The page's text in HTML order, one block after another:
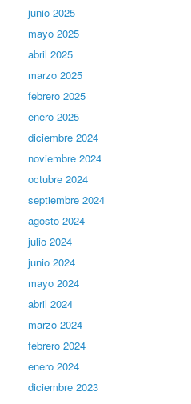
junio 2025
mayo 2025
abril 2025
marzo 2025
febrero 2025
enero 2025
diciembre 2024
noviembre 2024
octubre 2024
septiembre 2024
agosto 2024
julio 2024
junio 2024
mayo 2024
abril 2024
marzo 2024
febrero 2024
enero 2024
diciembre 2023